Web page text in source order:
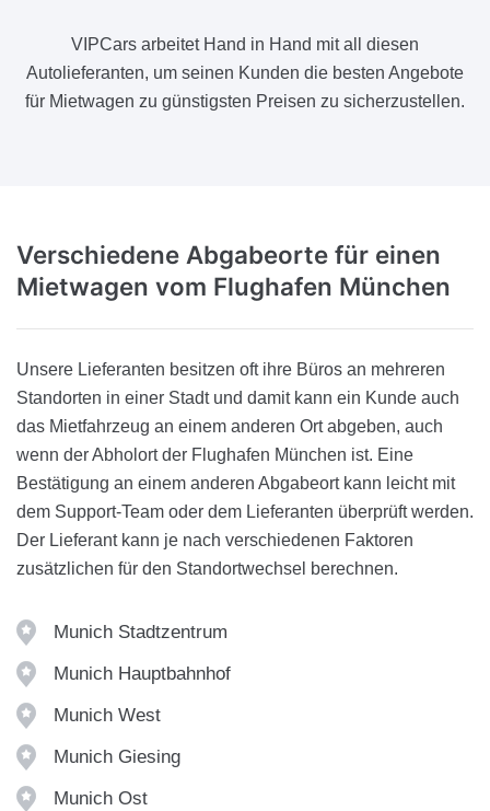
VIPCars arbeitet Hand in Hand mit all diesen
Autolieferanten, um seinen Kunden die besten Angebote
für Mietwagen zu günstigsten Preisen zu sicherzustellen.
Verschiedene Abgabeorte für einen
Mietwagen vom Flughafen München
Unsere Lieferanten besitzen oft ihre Büros an mehreren
Standorten in einer Stadt und damit kann ein Kunde auch
das Mietfahrzeug an einem anderen Ort abgeben, auch
wenn der Abholort der Flughafen München ist. Eine
Bestätigung an einem anderen Abgabeort kann leicht mit
dem Support-Team oder dem Lieferanten überprüft werden.
Der Lieferant kann je nach verschiedenen Faktoren
zusätzlichen für den Standortwechsel berechnen.
Munich Stadtzentrum
Munich Hauptbahnhof
Munich West
Munich Giesing
Munich Ost